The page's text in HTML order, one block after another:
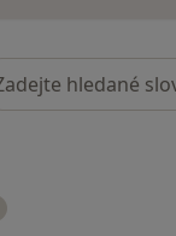
v názorech